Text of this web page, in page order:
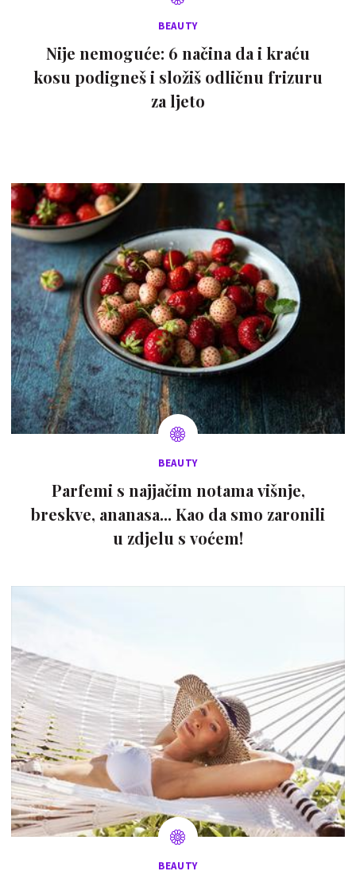
BEAUTY
Nije nemoguće: 6 načina da i kraću
kosu podigneš i složiš odličnu frizuru
za ljeto
BEAUTY
Parfemi s najjačim notama višnje,
breskve, ananasa... Kao da smo zaronili
u zdjelu s voćem!
BEAUTY